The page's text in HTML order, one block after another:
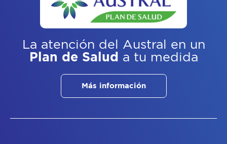
La atención del Austral
en un
Plan de Salud a tu medida
Más información